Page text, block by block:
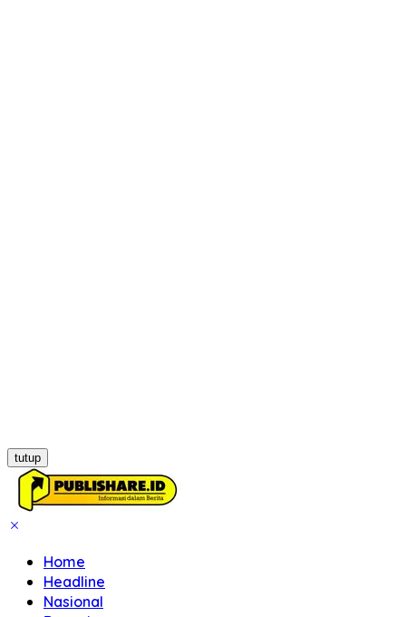
tutup
Home
Headline
Nasional